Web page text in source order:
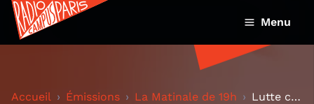
Menu
Accueil Émissions La Matinale de 19h Lutte contre les violences sexistes et sexuelles &...